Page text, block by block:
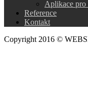
Aplikace
Reference
Kontakt
Copyright 2016 ©